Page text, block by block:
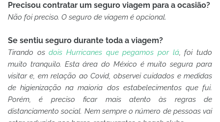
Precisou contratar um seguro viagem para a ocasião?
Não foi preciso. O seguro de viagem é opcional.
Se sentiu seguro durante toda a viagem?
Tirando osdois Hurricanes que pegamos por lá, foi tudo
muito tranquilo. Esta área do México é muito segura para
visitar e, em relação ao Covid, observei cuidados e medidas
de higienização na maioria dos estabelecimentos que fui.
Porém, é preciso ficar mais atento às regras de
distanciamento social. Nem sempre o número de pessoas vai